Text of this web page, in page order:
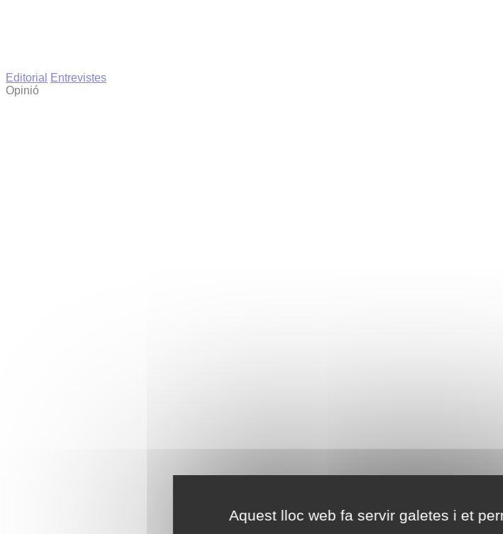
Aquest lloc web fa servir galetes i et
Editorial
Entrevistes
Opinió